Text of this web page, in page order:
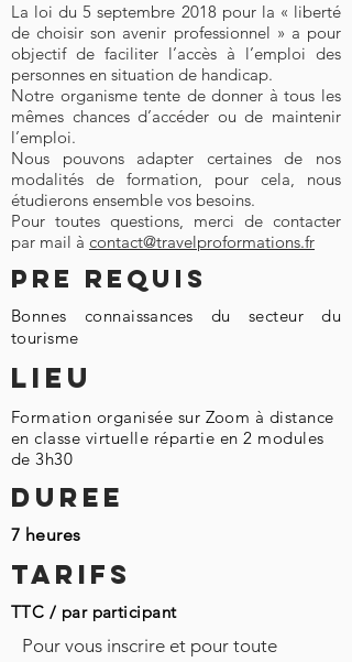
La loi du 5 septembre 2018 pour la « liberté
de choisir son avenir professionnel » a pour
objectif de faciliter l’accès à l’emploi des
personnes en situation de handicap.
Notre organisme tente de donner à tous les
mêmes chances d’accéder ou de maintenir
l’emploi.
Nous pouvons adapter certaines de nos
modalités de formation, pour cela, nous
étudierons ensemble vos besoins.
Pour toutes questions, merci de contacter
par mail à contact@travelproformations.fr
PRE REQUIS
Bonnes connaissances du secteur du
tourisme
LIEU
Formation organisée sur Zoom à distance
en classe virtuelle répartie en 2 modules
de 3h30
DUREE
7 heures
TARIFS
TTC / par participant
Pour vous inscrire et pour toute